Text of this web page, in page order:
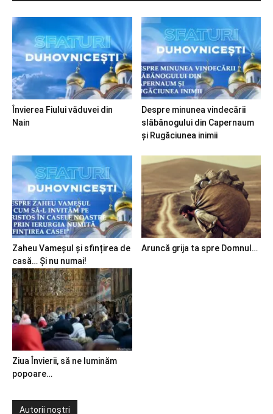
Învierea Fiului văduvei din
Nain
Despre minunea vindecării
slăbănogului din Capernaum
și Rugăciunea inimii
Zaheu Vameșul și sfințirea de
casă… Și nu numai!
Aruncă grija ta spre Domnul…
Ziua Învierii, să ne luminăm
popoare…
Autorii noștri